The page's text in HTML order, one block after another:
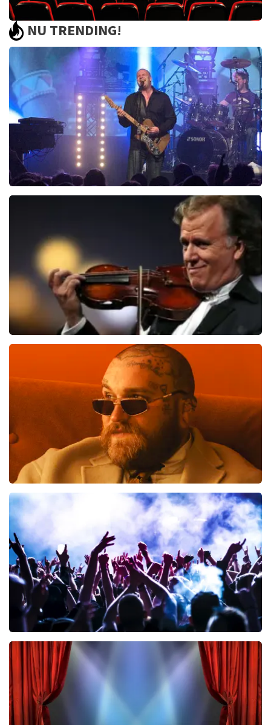
Saturday Night Fever
60reviews
BEKIJKEN
NU TRENDING!
BESTEL NU
laatste 30 minuten
BESTEL NU
Teddy Swims
BESTEL NU
Megadeth
443 laatste 30 minuten
BESTEL NU